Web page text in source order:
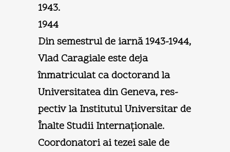
1943.
1944
Din semestrul de iarnă 1943-1944,
Vlad Caragiale este deja
înmatriculat ca doctorand la
Universitatea din Geneva, res­
pectiv la Institutul Universitar de
Înalte Studii Internaţionale.
Coordonatori ai tezei sale de